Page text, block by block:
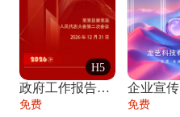
H5
政府工作报告政府年终工作总结
免费 免费